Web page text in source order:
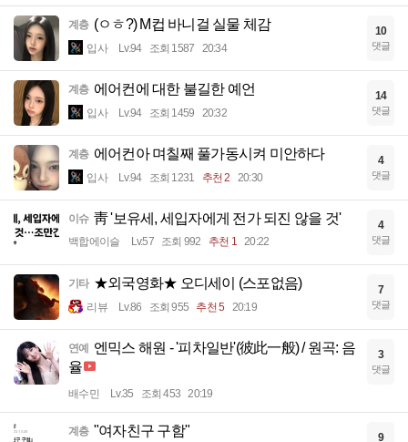
계층 (ㅇㅎ?) M컵 바니걸 실물 체감
입사 Lv.94 조회 1587 20:34
10
댓글
계층 에어컨에 대한 불길한 예언
입사 Lv.94 조회 1459 20:32
14
댓글
계층 에어컨아 며칠째 풀가동시켜 미안하다
입사 Lv.94 조회 1231 추천 2 20:30
4
댓글
이슈 靑 '보유세, 세입자에게 전가 되진 않을 것'
백합에이슬 Lv.57 조회 992 추천 1 20:22
4
댓글
기타 ★외국영화★ 오디세이 (스포없음)
리뷰 Lv.86 조회 955 추천 5 20:19
7
댓글
연예
엔믹스 해원 - '피차일반'(彼此一般) / 원곡: 음
율
배수민 Lv.35 조회 453 20:19
3
댓글
계층 "여자친구 구함" 9